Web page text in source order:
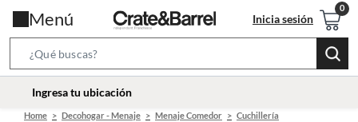
Menú Inicia sesión
Bar
location-
Ingresa tu ubicación
Home Decohogar - Menaje Menaje Comedor
Cuchillería